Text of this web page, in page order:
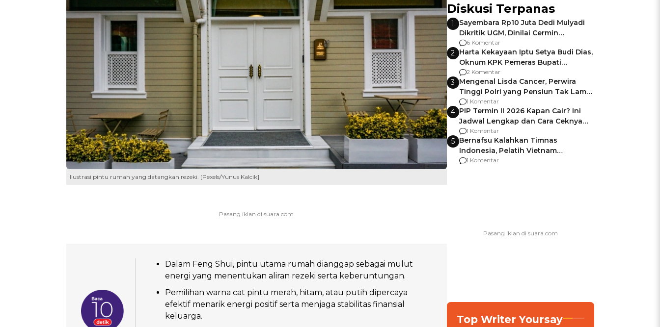
Ilustrasi pintu rumah yang datangkan rezeki. [Pexels/Yunus Kalcik]
Dalam Feng Shui, pintu utama rumah dianggap sebagai mulut
energi yang menentukan aliran rezeki serta keberuntungan.
Pemilihan warna cat pintu merah, hitam, atau putih dipercaya
efektif menarik energi positif serta menjaga stabilitas finansial
keluarga.
Diskusi Terpanas
1
Sayembara Rp10 Juta Dedi Mulyadi
Dikritik UGM, Dinilai Cermin
Gagalnya Negara Jamin Keamanan
6 Komentar
2 Harta Kekayaan Iptu Setya Budi Dias,
Oknum KPK Pemeras Bupati
Pemalang
2 Komentar
3 Mengenal Lisda Cancer, Perwira
Tinggi Polri yang Pensiun Tak Lama
Usai Jadi Brigjen
1 Komentar
4 PIP Termin II 2026 Kapan Cair? Ini
Jadwal Lengkap dan Cara Ceknya
agar Dana Tidak Hangus!
1 Komentar
5 Bernafsu Kalahkan Timnas
Indonesia, Pelatih Vietnam
Berencana Pakai Jimat di Pakansari
1 Komentar
Top Writer Yoursay